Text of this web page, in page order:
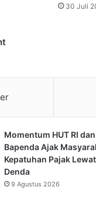
30 Juli
Momentum HUT RI
Bapenda Ajak
Kepatuhan Pajak
Denda
9 Agustus 2026